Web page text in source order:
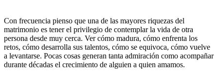
Con frecuencia pienso que una de las mayores riquezas del
matrimonio es tener el privilegio de contemplar la vida de otra
persona desde muy cerca. Ver cómo madura, cómo enfrenta los
retos, cómo desarrolla sus talentos, cómo se equivoca, cómo vuelve
a levantarse. Pocas cosas generan tanta admiración como acompañar
durante décadas el crecimiento de alguien a quien amamos.